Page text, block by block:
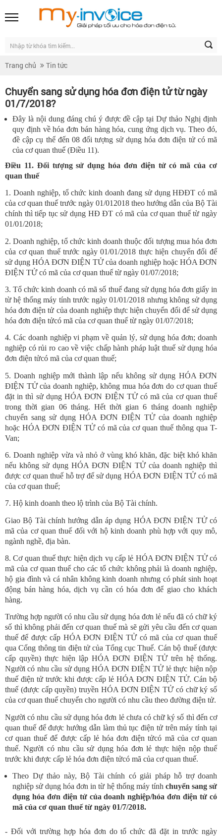
Trang chủ Tin tức
Chuyển sang sử dụng hóa đơn điện tử từ ngày
01/7/2018?
Đây là nội dung đáng chú ý được đề cập tại Dự thảo Nghị định
quy định về hóa đơn bán hàng hóa, cung ứng dịch vụ. Theo đó,
đề cập cụ thể đến 08 đối tượng sử dụng hóa đơn điện tử có mã
của cơ quan thuế (Điều 11).
Điều 11. Đối tượng sử dụng hóa đơn điện tử có mã của cơ
quan thuế
1. Doanh nghiệp, tổ chức kinh doanh đang sử dụng HĐĐT có mã
của cơ quan thuế trước ngày 01/012018 theo hướng dẫn của Bộ Tài
chính thì tiếp tục sử dụng HĐ ĐT có mã của cơ quan thuế từ ngày
01/01/2018;
2. Doanh nghiệp, tổ chức kinh doanh thuộc đối tượng mua hóa đơn
của cơ quan thuế trước ngày 01/01/2018 thực hiện chuyển đổi để
sử dụng HÓA ĐƠN ĐIỆN TỬ của doanh nghiệp hoặc HÓA ĐƠN
ĐIỆN TỬ có mã của cơ quan thuế từ ngày 01/07/2018;
3. Tổ chức kinh doanh có mã số thuế đang sử dụng hóa đơn giấy in
từ hệ thống máy tính trước ngày 01/01/2018 nhưng không sử dụng
hóa đơn điện tử của doanh nghiệp thực hiện chuyển đổi để sử dụng
hóa đơn điện tửcó mã của cơ quan thuế từ ngày 01/07/2018;
4. Các doanh nghiệp vi phạm về quản lý, sử dụng hóa đơn; doanh
nghiệp có rủi ro cao về việc chấp hành pháp luật thuế sử dụng hóa
đơn điện tửcó mã của cơ quan thuế;
5. Doanh nghiệp mới thành lập nếu không sử dụng HÓA ĐƠN
ĐIỆN TỬ của doanh nghiệp, không mua hóa đơn do cơ quan thuế
đặt in thì sử dụng HÓA ĐƠN ĐIỆN TỬ có mã của cơ quan thuế
trong thời gian 06 tháng. Hết thời gian 6 tháng doanh nghiệp
chuyển sang sử dụng HÓA ĐƠN ĐIỆN TỬ của doanh nghiệp
hoặc HÓA ĐƠN ĐIỆN TỬ có mã của cơ quan thuế thông qua T-
Van;
6. Doanh nghiệp vừa và nhỏ ở vùng khó khăn, đặc biệt khó khăn
nếu không sử dụng HÓA ĐƠN ĐIỆN TỬ của doanh nghiệp thì
được cơ quan thuế hỗ trợ để sử dụng HÓA ĐƠN ĐIỆN TỬ có mã
của cơ quan thuế;
7. Hộ kinh doanh theo lộ trình của Bộ Tài chính.
Giao Bộ Tài chính hướng dẫn áp dụng HÓA ĐƠN ĐIỆN TỬ có
mã của cơ quan thuế đối với hộ kinh doanh phù hợp với quy mô,
ngành nghề, địa bàn.
8. Cơ quan thuế thực hiện dịch vụ cấp lẻ HÓA ĐƠN ĐIỆN TỬ có
mã của cơ quan thuế cho các tổ chức không phải là doanh nghiệp,
hộ gia đình và cá nhân không kinh doanh nhưng có phát sinh hoạt
động bán hàng hóa, dịch vụ cần có hóa đơn để giao cho khách
hàng.
Trường hợp người có nhu cầu sử dụng hóa đơn lẻ nếu đã có chữ ký
số thì không phải đến cơ quan thuế mà sẽ gửi yêu cầu đến cơ quan
thuế để được cấp HÓA ĐƠN ĐIỆN TỬ có mã của cơ quan thuế
qua Cổng thông tin điện tử của Tổng cục Thuế. Cán bộ thuế (được
cấp quyền) thực hiện lập HÓA ĐƠN ĐIỆN TỬ trên hệ thống.
Người có nhu cầu sử dụng HÓA ĐƠN ĐIỆN TỬ lẻ thực hiện nộp
thuế điện tử trước khi được cấp lẻ HÓA ĐƠN ĐIỆN TỬ. Cán bộ
thuế (được cấp quyền) truyền HÓA ĐƠN ĐIỆN TỬ có chữ ký số
của cơ quan thuế chuyển cho người có nhu cầu theo đường điện tử.
Người có nhu cầu sử dụng hóa đơn lẻ chưa có chữ ký số thì đến cơ
quan thuế để được hướng dẫn làm thủ tục điện tử trên máy tính tại
cơ quan thuế để được cấp lẻ hóa đơn điện tửcó mã của cơ quan
thuế. Người có nhu cầu sử dụng hóa đơn lẻ thực hiện nộp thuế
trước khi được cấp lẻ hóa đơn điện tửcó mã của cơ quan thuế.
Theo Dự thảo này, Bộ Tài chính có giải pháp hỗ trợ doanh
nghiệp sử dụng hóa đơn in từ hệ thống máy tính chuyển sang sử
dụng hóa đơn điện tử của doanh nghiệp/hóa đơn điện tử có
mã của cơ quan thuế từ ngày 01/7/2018.
- Đối với trường hợp hóa đơn do tổ chức đã đặt in trước ngày